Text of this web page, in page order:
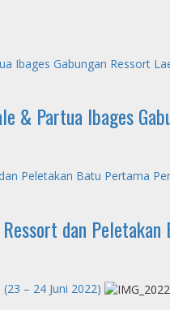
Ibages Gabungan Ressort
& Partua Ibages
Peletakan Batu Pertama
dan
– 24 Juni 2022)